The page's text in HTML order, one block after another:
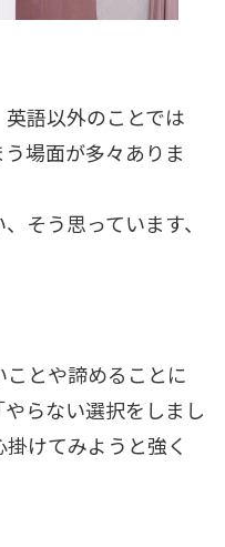
語以外のことでは
う場面が多々ありま
そう思っています、
とや諦めることに
らない選択をしまし
けてみようと強く